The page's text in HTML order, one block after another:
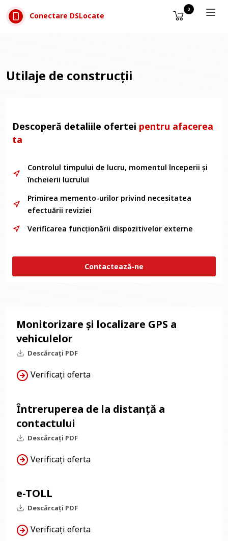
Sari la conținut
Conectare DSLocate
0
Utilaje de construcții
Descoperă detaliile ofertei pentru afacerea
ta
Controlul timpului de lucru, momentul începerii și
încheierii lucrului
Primirea memento-urilor privind necesitatea
efectuării reviziei
Verificarea funcționării dispozitivelor externe
Contactează-ne
Monitorizare și localizare GPS a
vehiculelor
Descărcați PDF
Verificați oferta
Întreruperea de la distanță a
contactului
Descărcați PDF
Verificați oferta
e-TOLL
Descărcați PDF
Verificați oferta